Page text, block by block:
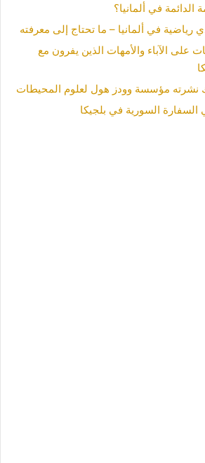
الدائمة في ألمانيا؟
رياضية في ألمانيا – ما تحتاج إلى معرفته
على الآباء والأمهات الذين يفرون مع
نشرته مؤسسة وودز هول لعلوم المحيطات
السورية في بلجيكا